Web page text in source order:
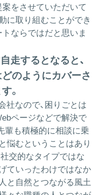
をさせていただいて
に取り組むことができ
ならではだと思いま
走するとなると、
のようにカバーさ
。
社なので、困りごとは
ページなどで解決で
輩も積極的に相談に乗
悩むということはあり
交的なタイプではな
ていったわけではなか
と自然とつながる風土